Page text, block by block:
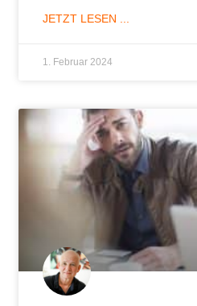
JETZT LESEN ...
1. Februar 2024